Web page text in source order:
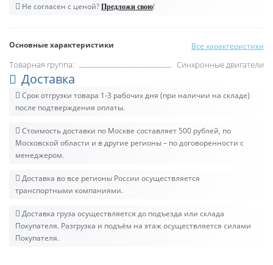
Не согласен с ценой? Предложи свою!
Основные характеристики Все характеристики
Товарная группа: Синхронные двигатели
Доставка
Срок отгрузки товара 1-3 рабочих дня (при наличии на складе)
после подтверждения оплаты.
Стоимость доставки по Москве составляет 500 рублей, по
Московской области и в другие регионы – по договоренности с
менеджером.
Доставка во все регионы России осуществляется
транспортными компаниями.
Доставка груза осуществляется до подъезда или склада
Покупателя. Разгрузка и подъём на этаж осуществляется силами
Покупателя.